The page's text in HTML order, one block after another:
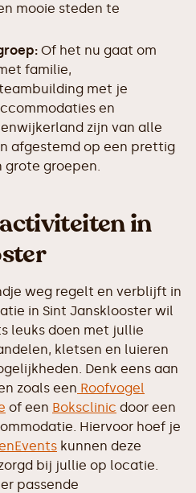
mooie steden te
Of het nu gaat om
familie,
met je
en
zijn van alle
afgestemd op een prettig
grote groepen.
in
weg regelt en verblijft in
in Sint Jansklooster wil
leuks doen met jullie
kletsen en luieren
Denk eens aan
zoals een Roofvogel
of een Boksclinic door een
Hiervoor hoef je
kunnen deze
bij jullie op locatie.
passende